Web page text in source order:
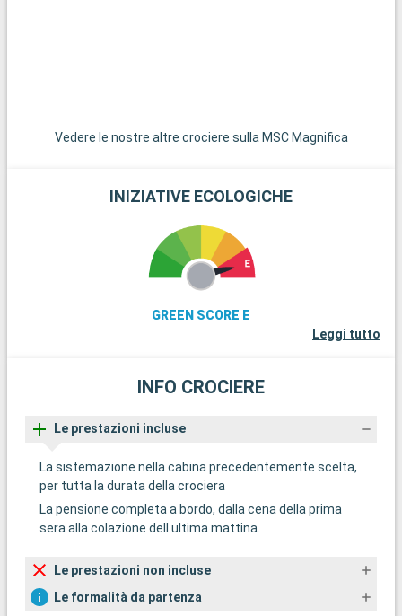
Vedere le nostre altre crociere sulla MSC Magnifica
INIZIATIVE ECOLOGICHE
GREEN SCORE E
Leggi tutto
INFO CROCIERE
Le prestazioni incluse
La sistemazione nella cabina precedentemente scelta,
per tutta la durata della crociera
La pensione completa a bordo, dalla cena della prima
sera alla colazione dell ultima mattina.
Le prestazioni non incluse
Le formalità da partenza